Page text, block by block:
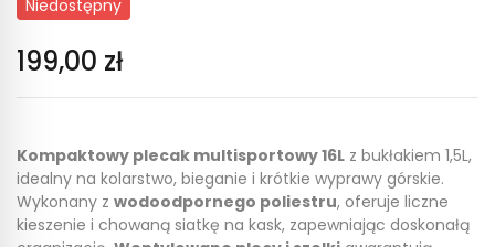
Niedostępny
199,00 zł
Kompaktowy plecak multisportowy 16L z bukłakiem 1,5L,
idealny na kolarstwo, bieganie i krótkie wyprawy górskie.
Wykonany z wodoodpornego poliestru, oferuje liczne
kieszenie i chowaną siatkę na kask, zapewniając doskonałą